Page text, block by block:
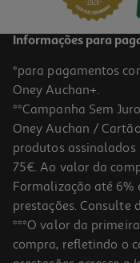
Café Auchan Torrado
10.89 €/Kg
Informações para
*para pagamentos
Oney Auchan+.
**Campanha Sem
Oney Auchan /
produtos
75€. Ao valor da
Formalização até 6%
prestações. Consulte
***O valor da
compra, refletindo o